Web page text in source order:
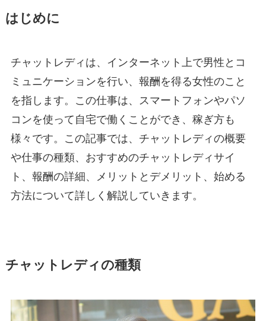
はじめに
チャットレディは、インターネット上で男性とコ
ミュニケーションを行い、報酬を得る女性のこと
を指します。この仕事は、スマートフォンやパソ
コンを使って自宅で働くことができ、稼ぎ方も
様々です。この記事では、チャットレディの概要
や仕事の種類、おすすめのチャットレディサイ
ト、報酬の詳細、メリットとデメリット、始める
方法について詳しく解説していきます。
チャットレディの種類